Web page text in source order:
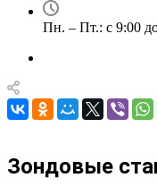
Пн. – Пт.: с 9:00
Зондовые